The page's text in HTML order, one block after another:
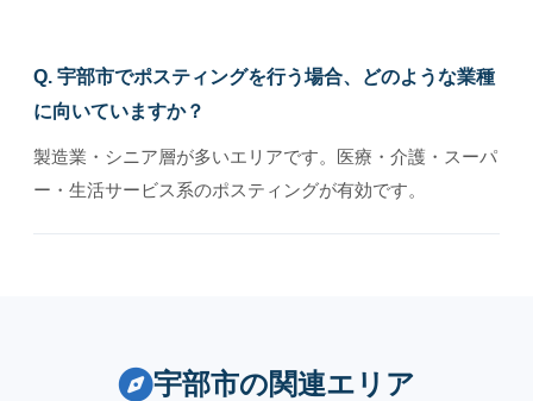
Q. 宇部市でポスティングを行う場合、どのような業種
に向いていますか？
製造業・シニア層が多いエリアです。医療・介護・スーパ
ー・生活サービス系のポスティングが有効です。
宇部市の関連エリア